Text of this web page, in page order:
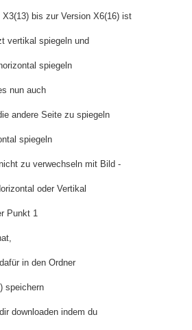
bis zur Version X6(16) ist
vertikal spiegeln und
spiegeln
nun auch
andere Seite zu spiegeln
spiegeln
zu verwechseln mit Bild -
oder Vertikal
Punkt 1
in den Ordner
speichern
downloaden indem du